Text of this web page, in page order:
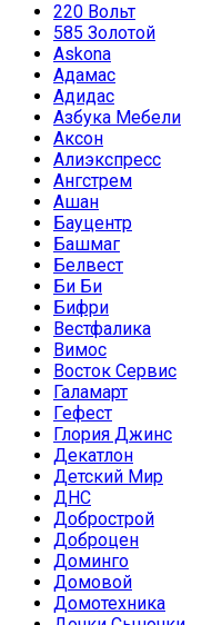
220 Вольт
585 Золотой
Askona
Адамас
Адидас
Азбука Мебели
Аксон
Алиэкспресс
Ангстрем
Ашан
Бауцентр
Башмаг
Белвест
Би Би
Бифри
Вестфалика
Вимос
Восток Сервис
Галамарт
Гефест
Глория Джинс
Декатлон
Детский Мир
ДНС
Добрострой
Доброцен
Доминго
Домовой
Домотехника